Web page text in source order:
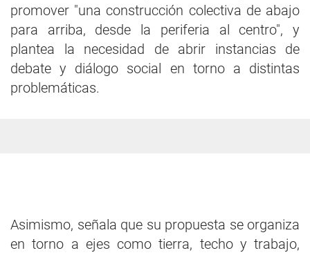
promover "una construcción colectiva de abajo
para arriba, desde la periferia al centro", y
plantea la necesidad de abrir instancias de
debate y diálogo social en torno a distintas
problemáticas.
Asimismo, señala que su propuesta se organiza
en torno a ejes como tierra, techo y trabajo,